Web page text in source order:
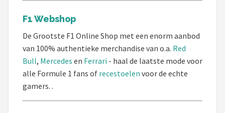
F1 Webshop
De Grootste F1 Online Shop met een enorm aanbod
van 100% authentieke merchandise van o.a. Red
Bull, Mercedes en Ferrari - haal de laatste mode voor
alle Formule 1 fans of recestoelen voor de echte
gamers. .